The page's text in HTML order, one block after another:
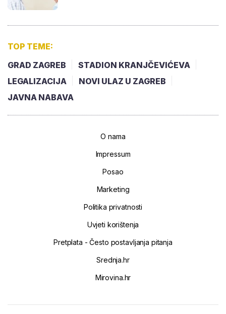
TOP TEME:
GRAD ZAGREB
STADION KRANJČEVIĆEVA
LEGALIZACIJA
NOVI ULAZ U ZAGREB
JAVNA NABAVA
O nama
Impressum
Posao
Marketing
Politika privatnosti
Uvjeti korištenja
Pretplata - Često postavljanja pitanja
Srednja.hr
Mirovina.hr